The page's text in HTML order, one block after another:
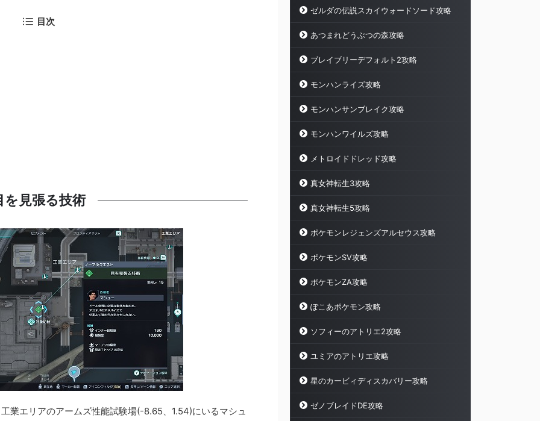
目次
を見張る技術
業エリアのアームズ性能試験場(-8.65、1.54)にいるマシュ
ゼルダの伝説スカイウォードソード攻略
あつまれどうぶつの森攻略
ブレイブリーデフォルト2攻略
モンハンライズ攻略
モンハンサンブレイク攻略
モンハンワイルズ攻略
メトロイドドレッド攻略
真女神転生3攻略
真女神転生5攻略
ポケモンレジェンズアルセウス攻略
ポケモンSV攻略
ポケモンZA攻略
ぽこあポケモン攻略
ソフィーのアトリエ2攻略
ユミアのアトリエ攻略
星のカービィディスカバリー攻略
ゼノブレイドDE攻略